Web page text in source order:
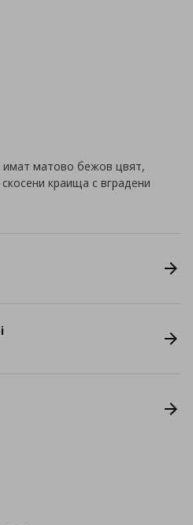
имат матово бежов цвят,
краища с вградени